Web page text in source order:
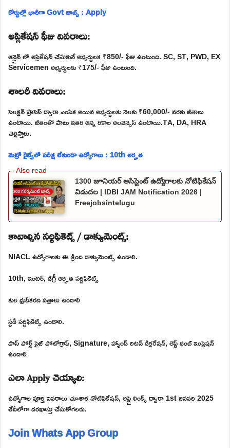
కోర్టుల్లో భారీగా Govt జాబ్స్ : Apply
అప్లికేషన్ ఫీజు వివరాలు:
ఆన్లైన్ లో అప్లికేషన్ చేసుకునే అభ్యర్థులక ₹850/- ఫీజు ఉంటుంది. SC, ST, PWD, EX
Servicemen అభ్యర్థులకు ₹175/- ఫీజు ఉంటుంది.
శాలరీ వివరాలు:
సెలక్షన్ ప్రాసెస్ ద్వారా ఎంపిక అయిన అభ్యర్థులకు నెలకు ₹60,000/- వరకు జీతాలు
ఉంటాయి. జీతంతో పాటు ఇతర అన్ని రకాల అలవెన్సెస్ ఉంటాయి.TA, DA, HRA
చెల్లిస్తారు.
మెట్రో రైల్వేలో పరీక్ష లేకుండా ఉద్యోగాలు : 10th అర్హత
1300 జూనియర్ అసిస్టెంట్ ఉద్యోగాలకు నోటిఫికేషన్
విడుదల | IDBI JAM Notification 2026 |
Freejobsintelugu
కావాల్సిన సర్టిఫికెట్స్ / డాక్యుమెంట్స్:
NIACL ఉద్యోగాలకు ఈ క్రింది డాక్యుమెంట్స్ ఉండాలి.
10th, ఇంటర్, డిగ్రీ అర్హత సర్టిఫికెట్స్
కుల ధ్రువీకరణ పత్రాలు ఉండాలి
స్టడీ సర్టిఫికెట్స్ ఉండాలి.
పాస్ పోర్ట్ సైజ్ ఫోటోగ్రాఫ్, Signature, హ్యాండ్ రిటన్ డిక్లరేషన్, లెఫ్ట్ థంబ్ ఇంప్రెషన్
ఉండాలి
ఎలా Apply చెయ్యాలి:
ఉద్యోగాల పూర్తి వివరాలు చూశాక నోటిఫికేషన్, అప్లై లింక్స్ ద్వారా 1st జనవరి 2025
తేదీలోగా దరఖాస్తు చేసుకోగలరు.
Join Whats App Group